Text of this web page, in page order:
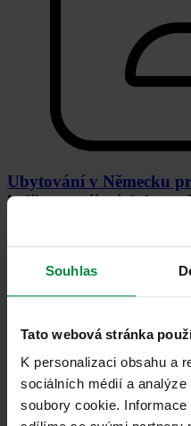
Souhlas
Tato webová stránka
K personalizaci obsahu a
sociálních médií a
soubory cookie.
Ubytování v Německu
kolik to stojí a jak ho
Možnosti ubytování, orientační
odjezdem.